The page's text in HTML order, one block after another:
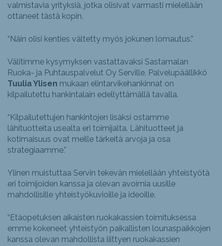
valmistavia yrityksiä, jotka olisivat varmasti mielellään
ottaneet tästä kopin.
“Näin olisi kenties vältetty myös jokunen lomautus.”
Välitimme kysymyksen vastattavaksi Sastamalan
Ruoka- ja Puhtauspalvelut Oy Serville. Palvelupäällikkö
Tuulia Ylisen mukaan elintarvikehankinnat on
kilpailutettu hankintalain edellyttämällä tavalla.
“Kilpailutettujen hankintojen lisäksi ostamme
lähituotteita usealta eri toimijalta. Lähituotteet ja
kotimaisuus ovat meille tärkeitä arvoja ja osa
strategiaamme.”
Ylinen muistuttaa Servin tekevän mielellään yhteistyötä
eri toimijoiden kanssa ja olevan avoimia uusille
mahdollisille yhteistyökuvioille ja ideoille.
“Etäopetuksen aikaisten ruokakassien toimituksessa
emme kokeneet yhteistyön paikallisten lounaspaikkojen
kanssa olevan mahdollista liittyen ruokakassien